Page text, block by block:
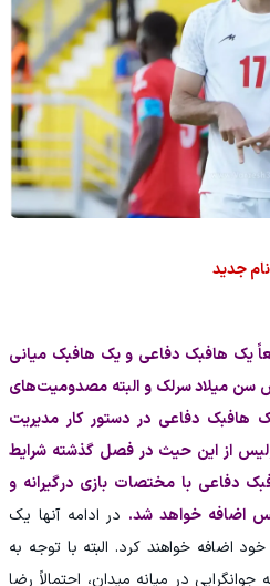
جدید
یک هافبک دفاعی و یک هافبک میانی
سن میلاد سرلک و البته مصدومیت‌های
هافبک دفاعی در دستور کار مدیریت
از این حیث در فصل گذشته شرایط
دفاعی با مختصات بازی درگیرانه و
اضافه خواهد شد. در ادامه آنها یک
اضافه خواهند کرد. البته با توجه به
جوانگرایی در میانه میدان، احتمالاً رضا